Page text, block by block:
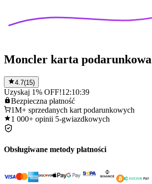
Moncler karta podarunkowa
4.7(15)
Uzyskaj 1% OFF!12:10:39
Bezpieczna płatność
1M+ sprzedanych kart podarunkowych
1 000+ opinii 5-gwiazdkowych
Obsługiwane metody płatności